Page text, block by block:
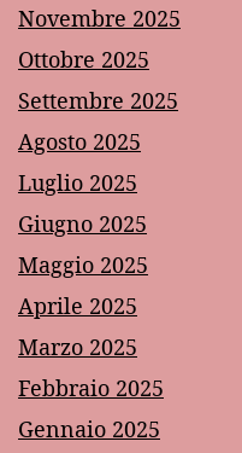
Novembre 2025
Ottobre 2025
Settembre 2025
Agosto 2025
Luglio 2025
Giugno 2025
Maggio 2025
Aprile 2025
Marzo 2025
Febbraio 2025
Gennaio 2025